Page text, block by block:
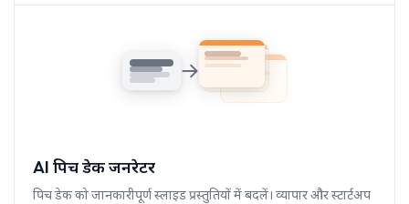
AI पिच डेक जनरेटर
पिच डेक को जानकारीपूर्ण स्लाइड प्रस्तुतियों में बदलें। व्यापार और स्टार्टअप